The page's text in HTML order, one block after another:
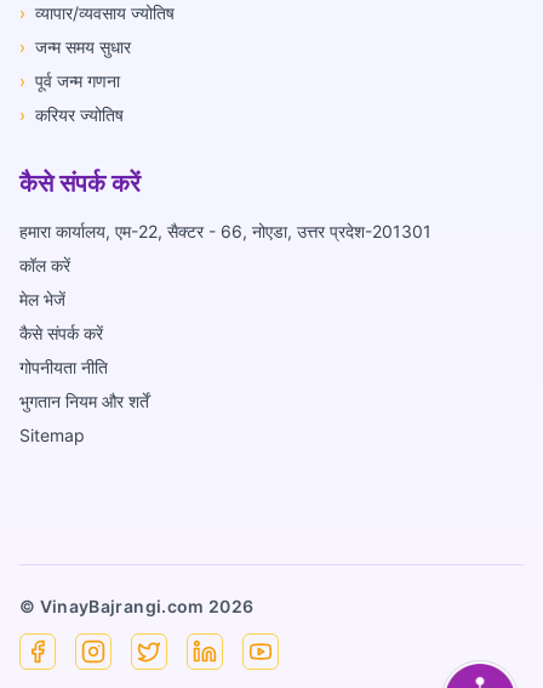
› व्यापार/व्यवसाय ज्योतिष
› जन्म समय सुधार
› पूर्व जन्म गणना
› करियर ज्योतिष
कैसे संपर्क करें
हमारा कार्यालय, एम-22, सैक्टर - 66, नोएडा, उत्तर प्रदेश-201301
कॉल करें
मेल भेजें
कैसे संपर्क करें
गोपनीयता नीति
भुगतान नियम और शर्तें
Sitemap
© VinayBajrangi.com 2026
FacebookInstagram
X LinkedinYouTube